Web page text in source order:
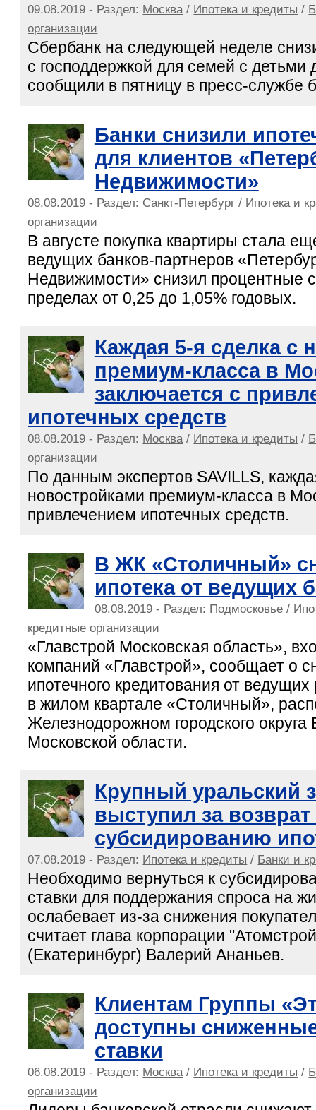
09.08.2019 - Раздел: Москва / Ипотека и кредиты /
организации
Сбербанк на следующей неделе
с господдержкой для семей с детьми
сообщили в пятницу в пресс-службе
Банки снизили
для клиентов
Недвижимости»
08.08.2019 - Раздел: Санкт-Петербург / Ипотека и
организации
В августе покупка квартиры стала
ведущих банков-партнеров
Недвижимости» снизил процентные
пределах от 0,25 до 1,05% годовых.
Каждая 5-я сделка с
премиум-класса в
заключается с
ипотечных средств
08.08.2019 - Раздел: Москва / Ипотека и кредиты /
организации
По данным экспертов SAVILLS,
новостройками премиум-класса в
привлечением ипотечных средств.
В ЖК «Столичный»
ипотека от ведущих
08.08.2019 - Раздел: Подмосковье/
кредитные организации
«Главстрой Московская область»,
компаний «Главстрой», сообщает о
ипотечного кредитования от
в жилом квартале «Столичный»,
Железнодорожном городского
Московской области.
Крупный уральский
выступил за возврат
субсидированию
07.08.2019 - Раздел: Ипотека и кредиты / Банки и
Необходимо вернуться к
ставки для поддержания спроса на
ослабевает из-за снижения
считает глава корпорации
(Екатеринбург) Валерий Ананьев.
Клиентам Группы
доступны
ставки
06.08.2019 - Раздел: Москва / Ипотека и кредиты /
организации